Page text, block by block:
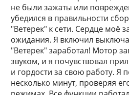
не были зажаты или
убедился в правильности
"Ветерек" к сети. Сердце моё
ожидания. Я включил
"Ветерек" заработал! Мотор
звуком, и я почувствовал
и гордости за свою работу. Я
несколько минут, проверяя